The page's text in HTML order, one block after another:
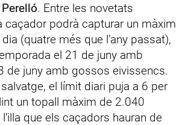
. Entre les novetats
caçador podrà capturar un màxim
(quatre més que l’any passat),
el 21 de juny amb
de juny amb gossos eivissencs.
el límit diari puja a 6 per
un topall màxim de 2.040
que els caçadors hauran de